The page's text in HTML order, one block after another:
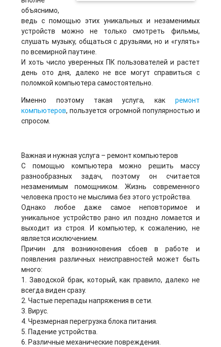
объяснимо,
ведь с помощью этих уникальных и незаменимых
устройств можно не только смотреть фильмы,
слушать музыку, общаться с друзьями, но и «гулять»
по всемирной паутине.
И хоть число уверенных ПК пользователей и растет
день ото дня, далеко не все могут справиться с
поломкой компьютера самостоятельно.
Именно поэтому такая услуга, как ремонт
компьютеров, пользуется огромной популярностью и
спросом.
Важная и нужная услуга – ремонт компьютеров
С помощью компьютера можно решить массу
разнообразных задач, поэтому он считается
незаменимым помощником. Жизнь современного
человека просто не мыслима без этого устройства.
Однако любое даже самое неповторимое и
уникальное устройство рано ил поздно ломается и
выходит из строя. И компьютер, к сожалению, не
является исключением.
Причин для возникновения сбоев в работе и
появления различных неисправностей может быть
много:
1. Заводской брак, который, как правило, далеко не
всегда виден сразу.
2. Частые перепады напряжения в сети.
3. Вирус.
4. Чрезмерная перегрузка блока питания.
5. Падение устройства.
6. Различные механические повреждения.